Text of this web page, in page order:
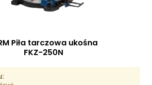
Piła tarczowa ukośna
FKZ-250N